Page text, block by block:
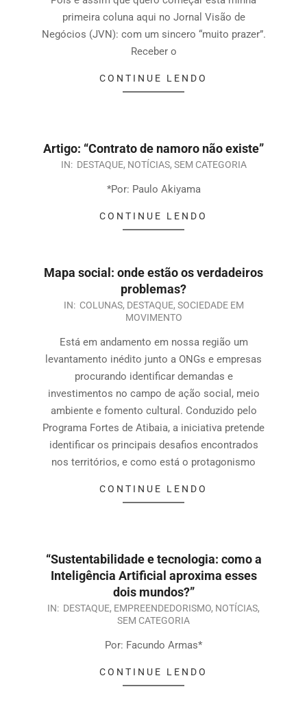
primeira coluna aqui no Jornal Visão de
Negócios (JVN): com um sincero “muito prazer”.
Receber o
CONTINUE LENDO
Artigo: “Contrato de namoro não existe”
IN: DESTAQUE, NOTÍCIAS, SEM CATEGORIA
*Por: Paulo Akiyama
CONTINUE LENDO
Mapa social: onde estão os verdadeiros
problemas?
IN: COLUNAS, DESTAQUE, SOCIEDADE EM
MOVIMENTO
Está em andamento em nossa região um
levantamento inédito junto a ONGs e empresas
procurando identificar demandas e
investimentos no campo de ação social, meio
ambiente e fomento cultural. Conduzido pelo
Programa Fortes de Atibaia, a iniciativa pretende
identificar os principais desafios encontrados
nos territórios, e como está o protagonismo
CONTINUE LENDO
“Sustentabilidade e tecnologia: como a
Inteligência Artificial aproxima esses
dois mundos?”
IN: DESTAQUE, EMPREENDEDORISMO, NOTÍCIAS,
SEM CATEGORIA
Por: Facundo Armas*
CONTINUE LENDO